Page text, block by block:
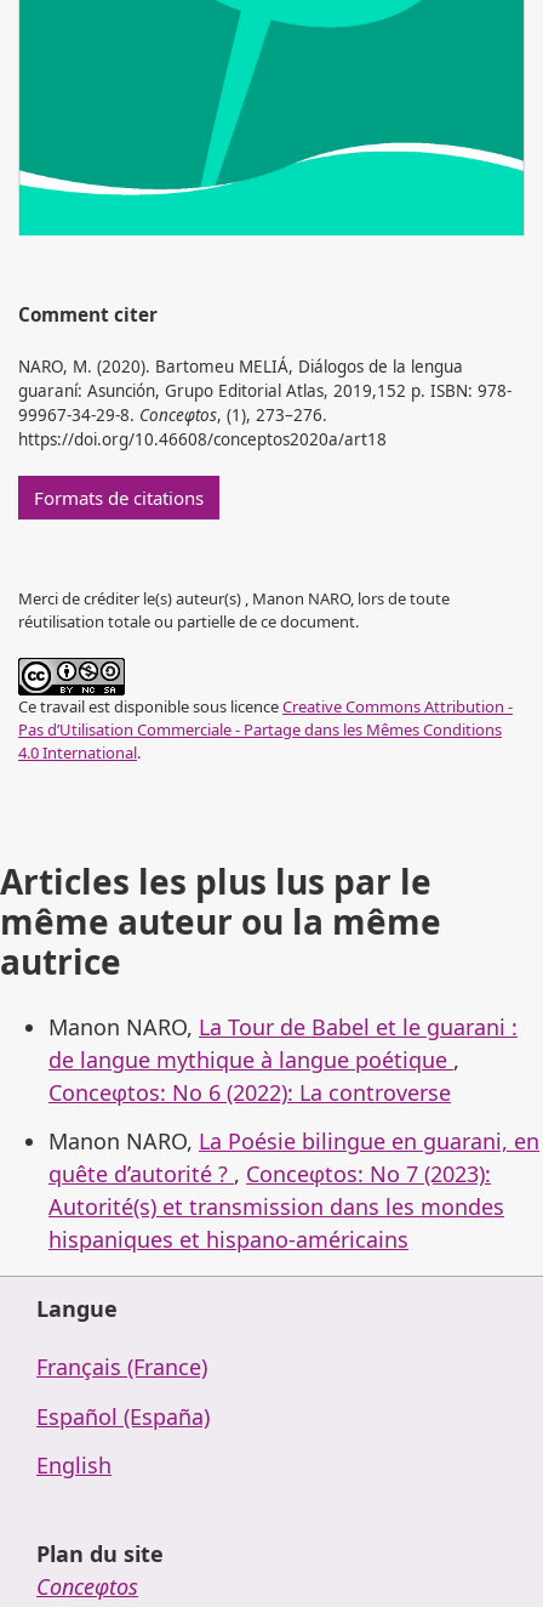
Comment citer
NARO, M. (2020). Bartomeu MELIÁ, Diálogos de la lengua
guaraní: Asunción, Grupo Editorial Atlas, 2019,152 p. ISBN: 978-
99967-34-29-8. Conceφtos, (1), 273–276.
https://doi.org/10.46608/conceptos2020a/art18
Formats de citations
Merci de créditer le(s) auteur(s) , Manon NARO, lors de toute
réutilisation totale ou partielle de ce document.
Ce travail est disponible sous licenceCreative Commons Attribution -
Pas d’Utilisation Commerciale - Partage dans les Mêmes Conditions
4.0 International.
Articles les plus lus par le
même auteur ou la même
autrice
Manon NARO, La Tour de Babel et le guarani :
de langue mythique à langue poétique ,
Conceφtos: No 6 (2022): La controverse
Manon NARO, La Poésie bilingue en guarani, en
quête d’autorité ? , Conceφtos: No 7 (2023):
Autorité(s) et transmission dans les mondes
hispaniques et hispano-américains
Langue
Français (France)
Español (España)
English
Plan du site
Conceφtos